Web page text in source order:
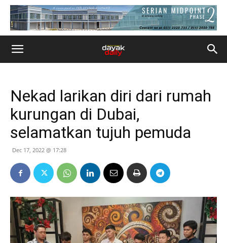
Nekad larikan diri dari rumah
kurungan di Dubai,
selamatkan tujuh pemuda
Dec 17, 2022 @ 17:28